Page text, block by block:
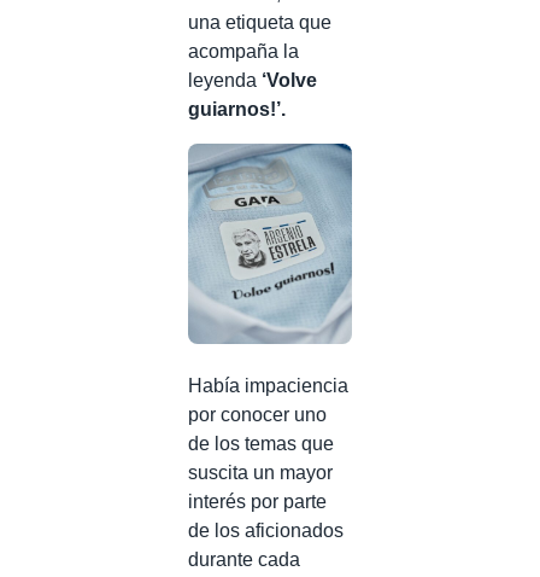
una etiqueta que
acompaña la
leyenda ‘Volve
guiarnos!’.
Había impaciencia
por conocer uno
de los temas que
suscita un mayor
interés por parte
de los aficionados
durante cada